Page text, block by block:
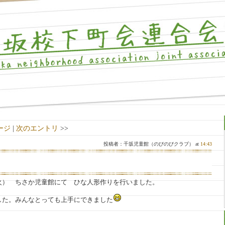
ジ | 次のエントリ >>
投稿者：千坂児童館（のびのびクラブ） at 14:43
） ちさか児童館にて ひな人形作りを行いました。
。みんなとっても上手にできました